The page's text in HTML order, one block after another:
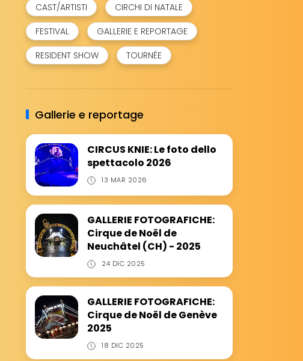
CAST/ARTISTI
CIRCHI DI NATALE
FESTIVAL
GALLERIE E REPORTAGE
RESIDENT SHOW
TOURNÉE
Gallerie e reportage
CIRCUS KNIE: Le foto dello
spettacolo 2026
13 MAR 2026
GALLERIE FOTOGRAFICHE:
Cirque de Noël de
Neuchâtel (CH) - 2025
24 DIC 2025
GALLERIE FOTOGRAFICHE:
Cirque de Noël de Genève
2025
18 DIC 2025